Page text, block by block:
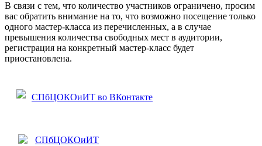
В связи с тем, что количество участников ограничено, просим
вас обратить внимание на то, что возможно посещение только
одного мастер-класса из перечисленных, а в случае
превышения количества свободных мест в аудитории,
регистрация на конкретный мастер-класс будет
приостановлена.
СПбЦОКОиИТ во ВКонтакте
СПбЦОКОиИТ